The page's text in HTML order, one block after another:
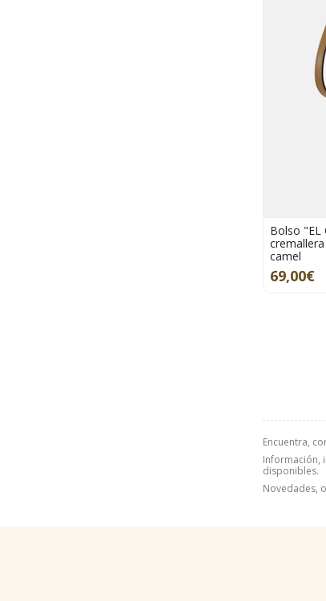
Encuentra,
Información,
disponibles.
Novedades,
Bolso "EL
camel
69,00€